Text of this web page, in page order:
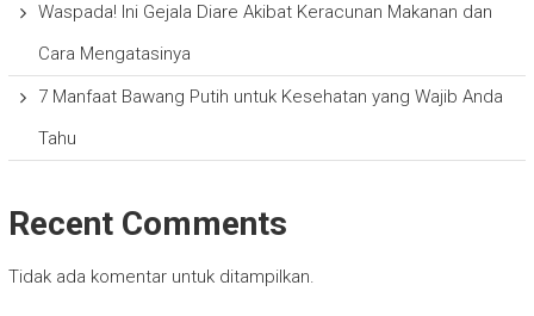
Waspada! Ini Gejala Diare Akibat Keracunan Makanan dan
Cara Mengatasinya
7 Manfaat Bawang Putih untuk Kesehatan yang Wajib Anda
Tahu
Recent Comments
Tidak ada komentar untuk ditampilkan.